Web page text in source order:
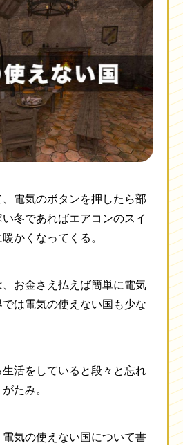
電気のボタンを押したら部
冬であればエアコンのスイ
かくなってくる。
お金さえ払えば簡単に電気
は電気の使えない国も少な
活をしていると段々と忘れ
たみ。
気の使えない国について書